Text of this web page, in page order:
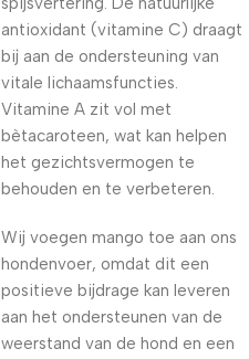
antioxidant (vitamine C) draagt
bij aan de ondersteuning van
vitale lichaamsfuncties.
Vitamine A zit vol met
bètacaroteen, wat kan helpen
het gezichtsvermogen te
behouden en te verbeteren.
Wij voegen mango toe aan ons
hondenvoer, omdat dit een
positieve bijdrage kan leveren
aan het ondersteunen van de
weerstand van de hond en een